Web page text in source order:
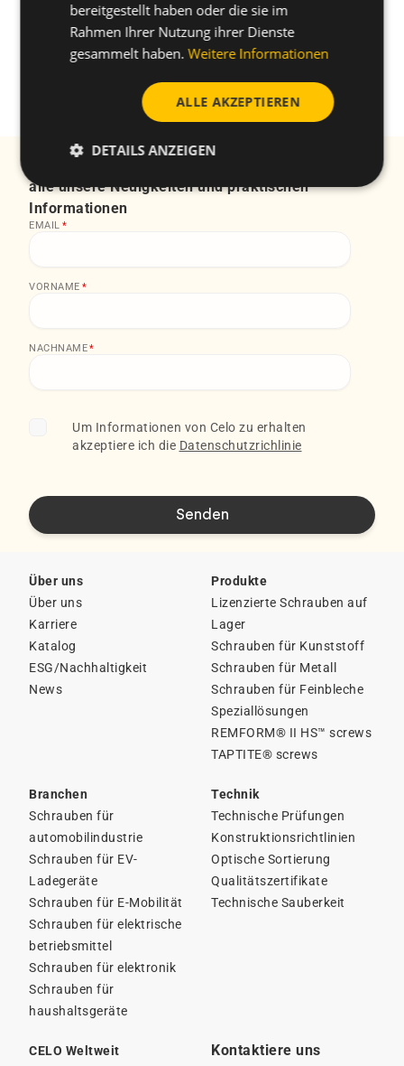
Während der Ferien sind unsere chinesischen
Büros geschlossen. Für Unterstützung wenden Sie
sich bitte an unsere internationalen Niederlassung.
alle unsere Neuigkeiten und praktischen
Informationen
EMAIL *
VORNAME *
NACHNAME*
Um Informationen von Celo zu erhalten
akzeptiere ich die Datenschutzrichlinie
Über uns
Über uns
Karriere
Katalog
ESG/Nachhaltigkeit
News
Produkte
Lizenzierte Schrauben auf
Lager
Schrauben für Kunststoff
Schrauben für Metall
Schrauben für Feinbleche
Speziallösungen
REMFORM® II HS™ screws
TAPTITE® screws
Branchen
Schrauben für
automobilindustrie
Schrauben für EV-
Ladegeräte
Schrauben für E-Mobilität
Schrauben für elektrische
betriebsmittel
Schrauben für elektronik
Schrauben für
haushaltsgeräte
Technik
Technische Prüfungen
Konstruktionsrichtlinien
Optische Sortierung
Qualitätszertifikate
Technische Sauberkeit
CELO Weltweit
Kontaktiere uns
bereitgestellt haben oder die sie im
Rahmen Ihrer Nutzung ihrer Dienste
gesammelt haben. Weitere Informationen
ALLE AKZEPTIEREN
DETAILS ANZEIGEN